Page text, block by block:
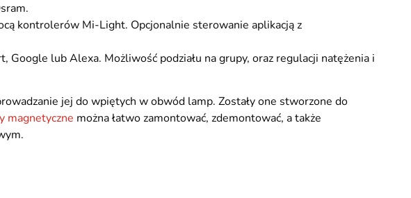
kontrolerów Mi-Light. Opcjonalnie sterowanie aplikacją z
Google lub Alexa. Możliwość podziału na grupy, oraz regulacji natężenia i
jej do wpiętych w obwód lamp. Zostały one stworzone do
magnetyczne można łatwo zamontować, zdemontować, a także